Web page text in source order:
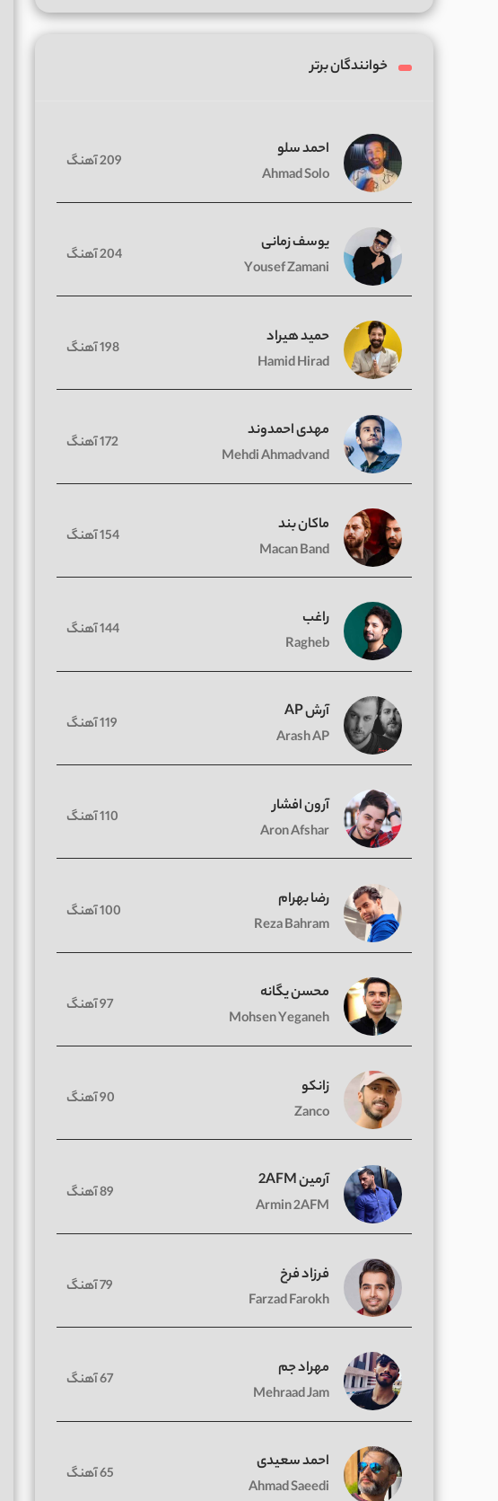
خوانندگان برتر
احمد سلو
Ahmad Solo
209 آهنگ
یوسف زمانی
Yousef Zamani
204 آهنگ
حمید هیراد
Hamid Hirad
198 آهنگ
مهدی احمدوند
Mehdi Ahmadvand
172 آهنگ
ماکان بند
Macan Band
154 آهنگ
راغب
Ragheb
144 آهنگ
آرش AP
Arash AP
119 آهنگ
آرون افشار
Aron Afshar
110 آهنگ
رضا بهرام
Reza Bahram
100 آهنگ
محسن یگانه
Mohsen Yeganeh
97 آهنگ
زانکو
Zanco
90 آهنگ
آرمین 2AFM
Armin 2AFM
89 آهنگ
فرزاد فرخ
Farzad Farokh
79 آهنگ
مهراد جم
Mehraad Jam
67 آهنگ
احمد سعیدی
Ahmad Saeedi
65 آهنگ